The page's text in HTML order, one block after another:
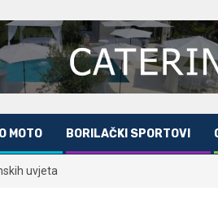
MOTO BORILAČKI SPORTOVI
uvjeta